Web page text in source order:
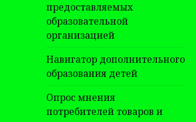
предоставляемых
образовательной
организацией
Навигатор дополнительного
образования детей
Опрос мнения
потребителей товаров и